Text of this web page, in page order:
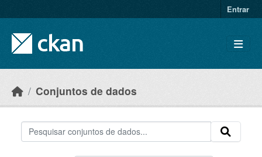
Entrar
Conjuntos de dados